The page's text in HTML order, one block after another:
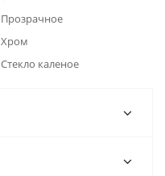
Прозрачное
Хром
Стекло каленое